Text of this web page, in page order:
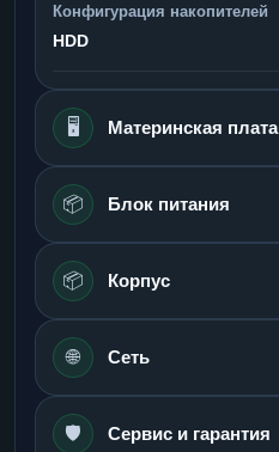
Конфигурация накопителей
HDD
🖥️ Материнская плата
📦 Блок питания
📦 Корпус
🌐 Сеть
🛡️ Сервис и гарантия